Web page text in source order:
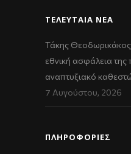
ΤΕΛΕΥΤΑΊΑ ΝΈΑ
Τάκης
εθνική ασφάλεια της
αναπτυξιακό
7 Αυγούστου, 2026
ΠΛΗΡΟΦΟΡΙΕΣ